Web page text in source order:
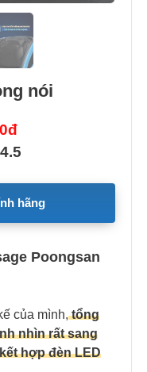
nói
4.5
hãng
Poongsan
của mình,tổng
nhìn rất sang
kết hợp đèn LED